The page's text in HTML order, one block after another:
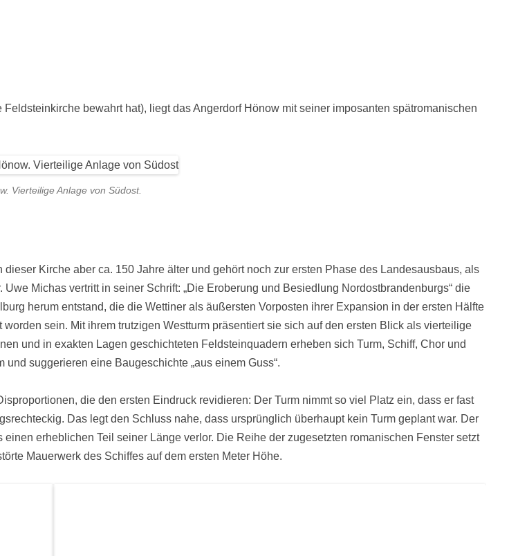
bewahrt hat), liegt das Angerdorf Hönow mit seiner imposanten spätromanischen
Vierteilige Anlage von Südost.
Kirche aber ca. 150 Jahre älter und gehört noch zur ersten Phase des Landesausbaus, als
Michas vertritt in seiner Schrift: „Die Eroberung und Besiedlung Nordostbrandenburgs“ die
herum entstand, die die Wettiner als äußersten Vorposten ihrer Expansion in der ersten Hälfte
sein. Mit ihrem trutzigen Westturm präsentiert sie sich auf den ersten Blick als vierteilige
und in exakten Lagen geschichteten Feldsteinquadern erheben sich Turm, Schiff, Chor und
suggerieren eine Baugeschichte „aus einem Guss“.
die den ersten Eindruck revidieren: Der Turm nimmt so viel Platz ein, dass er fast
Das legt den Schluss nahe, dass ursprünglich überhaupt kein Turm geplant war. Der
erheblichen Teil seiner Länge verlor. Die Reihe der zugesetzten romanischen Fenster setzt
Mauerwerk des Schiffes auf dem ersten Meter Höhe.